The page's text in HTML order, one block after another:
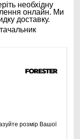
необхідну
онлайн. Ми
доставку.
розмір Вашої